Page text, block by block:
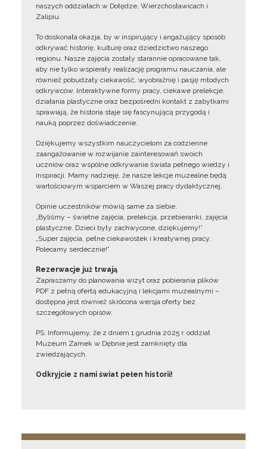
naszych oddziałach w Dołędze, Wierzchosławicach i
Zalipiu.
To doskonała okazja, by w inspirujący i angażujący sposób
odkrywać historię, kulturę oraz dziedzictwo naszego
regionu. Nasze zajęcia zostały starannie opracowane tak,
aby nie tylko wspierały realizację programu nauczania, ale
również pobudzały ciekawość, wyobraźnię i pasję młodych
odkrywców. Interaktywne formy pracy, ciekawe prelekcje,
działania plastyczne oraz bezpośredni kontakt z zabytkami
sprawiają, że historia staje się fascynującą przygodą i
nauką poprzez doświadczenie.
Dziękujemy wszystkim nauczycielom za codzienne
zaangażowanie w rozwijanie zainteresowań swoich
uczniów oraz wspólne odkrywanie świata pełnego wiedzy i
inspiracji. Mamy nadzieję, że nasze lekcje muzealne będą
wartościowym wsparciem w Waszej pracy dydaktycznej.
Opinie uczestników mówią same za siebie:
„Byliśmy – świetne zajęcia, prelekcja, przebieranki, zajęcia
plastyczne. Dzieci były zachwycone, dziękujemy!”
„Super zajęcia, pełne ciekawostek i kreatywnej pracy.
Polecamy serdecznie!”
Rezerwacje już trwają
Zapraszamy do planowania wizyt oraz pobierania plików
PDF z pełną ofertą edukacyjną i lekcjami muzealnymi –
dostępna jest również skrócona wersja oferty bez
szczegółowych opisów.
PS. Informujemy, że z dniem 1 grudnia 2025 r. oddział
Muzeum Zamek w Dębnie jest zamknięty dla
zwiedzających.
Odkryjcie z nami świat pełen historii!